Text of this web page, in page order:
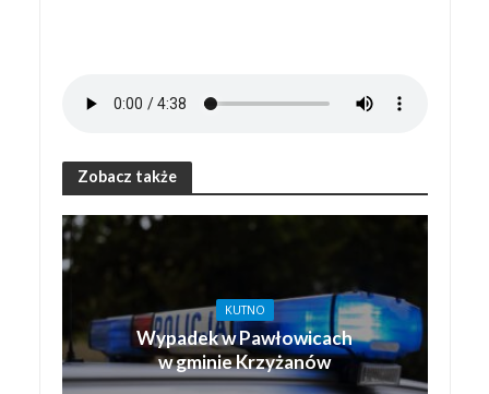
Zobacz także
KUTNO
Wypadek w Pawłowicach
w gminie Krzyżanów